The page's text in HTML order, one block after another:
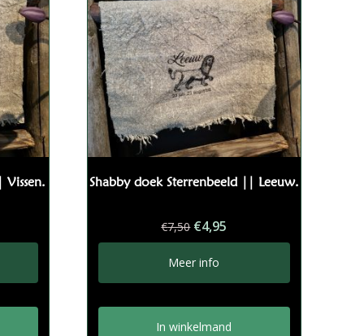
Shabby doek Sterrenbeeld || Leeuw.
€7,50 Oorspronkelijke
prijs
was:
€7,50.
€4,95
prijs
€4,95.
Meer info
In winkelmand